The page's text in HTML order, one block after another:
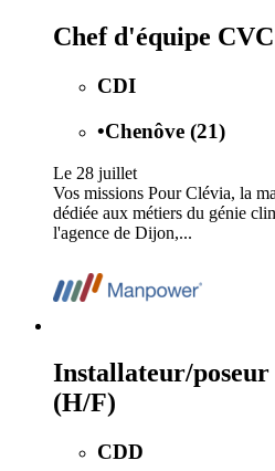
Chef d'équipe
CDI
•Chenôve (21)
Le 28 juillet
Vos missions Pour Clévia, la
dédiée aux métiers du génie
l'agence de Dijon,...
Installateur/poseur
(H/F)
CDD